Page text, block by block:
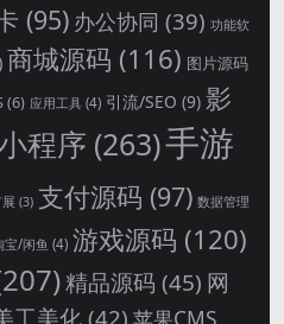
(95) 办公协同 (39) 功能软
商城源码 (116) 图片源码
(6) 应用工具 (4) 引流/SEO (9) 影
程序 (263)手游
(3) 支付源码 (97) 数据管理
宝/闲鱼 (4) 游戏源码 (120)
精品源码 (45) 网
工美化 (42) 苹果CMS